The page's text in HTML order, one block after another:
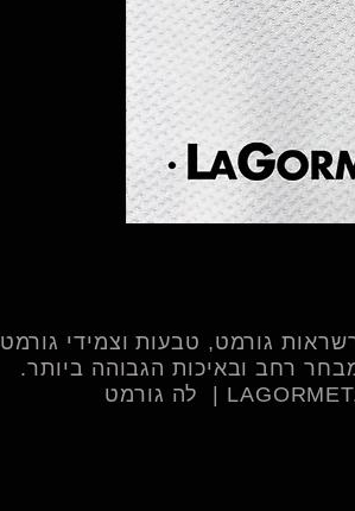
גורמט, טבעות וצמידי גורמט
רחב ובאיכות הגבוהה ביותר.​